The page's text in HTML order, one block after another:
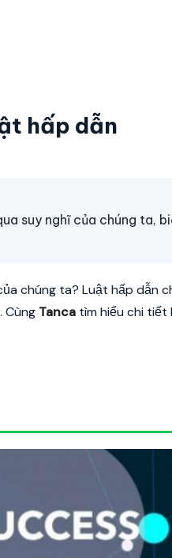
hấp dẫn
suy nghĩ của chúng ta,
chúng ta? Luật hấp dẫn
Cùng Tanca tìm hiểu chi tiết